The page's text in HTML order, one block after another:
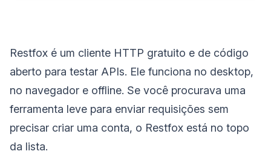
Restfox é um cliente HTTP gratuito e de código
aberto para testar APIs. Ele funciona no desktop,
no navegador e offline. Se você procurava uma
ferramenta leve para enviar requisições sem
precisar criar uma conta, o Restfox está no topo
da lista.